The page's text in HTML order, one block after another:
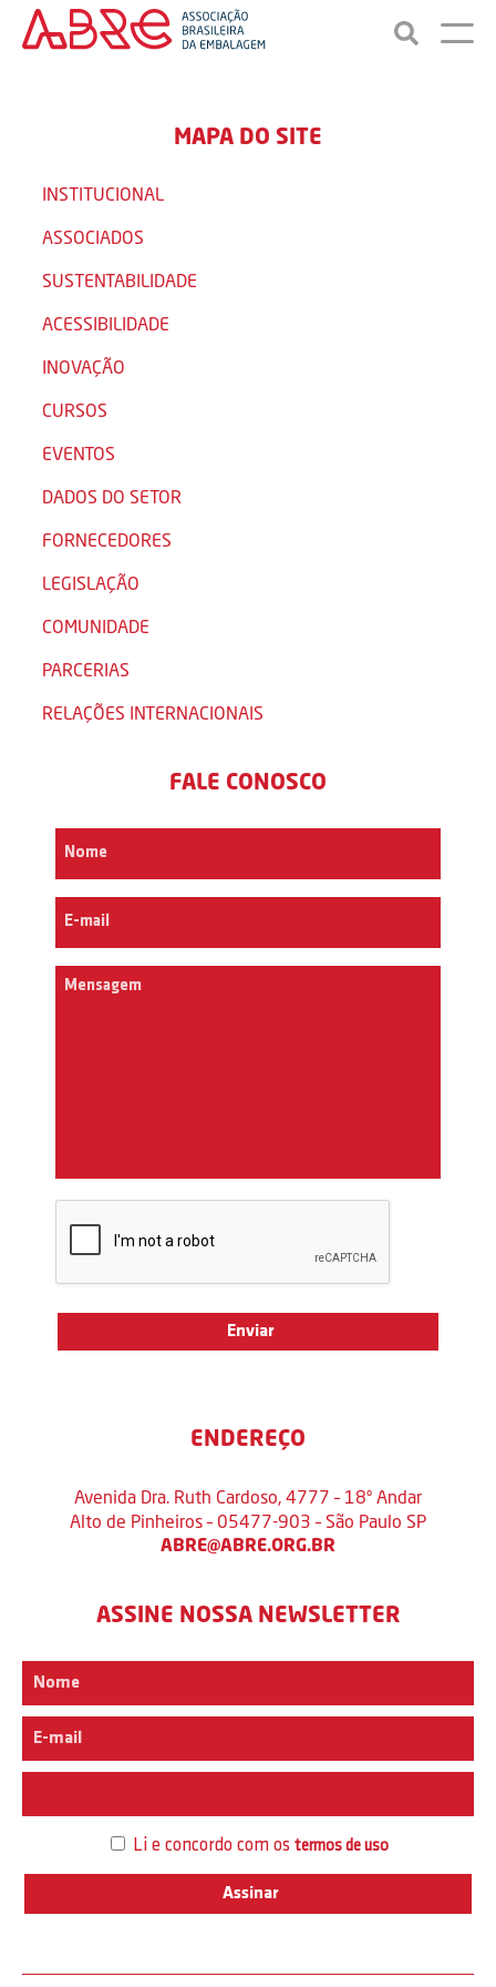
MAPA DO SITE
INSTITUCIONAL
ASSOCIADOS
SUSTENTABILIDADE
ACESSIBILIDADE
INOVAÇÃO
CURSOS
EVENTOS
DADOS DO SETOR
FORNECEDORES
LEGISLAÇÃO
COMUNIDADE
PARCERIAS
RELAÇÕES INTERNACIONAIS
FALE CONOSCO
ENDEREÇO
Avenida Dra. Ruth Cardoso, 4777 – 18º Andar
Alto de Pinheiros – 05477-903 – São Paulo SP
ABRE@ABRE.ORG.BR
ASSINE NOSSA NEWSLETTER
Li e concordo com os termos de uso